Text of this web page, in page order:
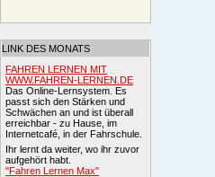
LINK DES MONATS
FAHREN LERNEN MIT
WWW.FAHREN-LERNEN.DE
Das Online-Lernsystem. Es
passt sich den Stärken und
Schwächen an und ist überall
erreichbar - zu Hause, im
Internetcafé, in der Fahrschule.
Ihr lernt da weiter, wo ihr zuvor
aufgehört habt.
"Fahren Lernen Max"